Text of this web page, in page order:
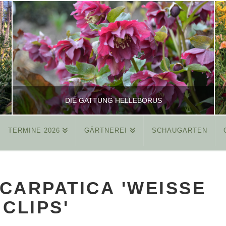
DIE GATTUNG HELLEBORUS
REINHARD
MÄRZ 26, 2015
TERMINE 2026 GÄRTNEREI SCHAUGARTEN
'WEISSE C
LIPS'